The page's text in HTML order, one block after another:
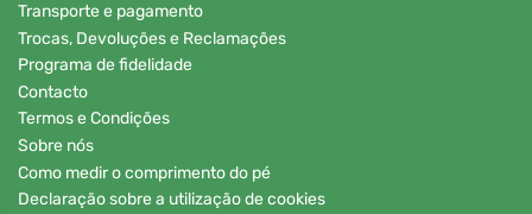
Transporte e pagamento
Trocas, Devoluções e Reclamações
Programa de fidelidade
Contacto
Termos e Condições
Sobre nós
Como medir o comprimento do pé
Declaração sobre a utilização de cookies